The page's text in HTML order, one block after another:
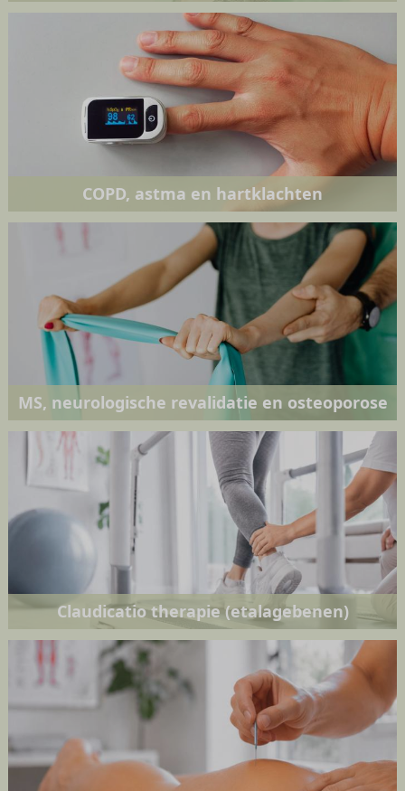
COPD, astma en hartklachten
MS, neurologische revalidatie en osteoporose
Claudicatio therapie (etalagebenen)